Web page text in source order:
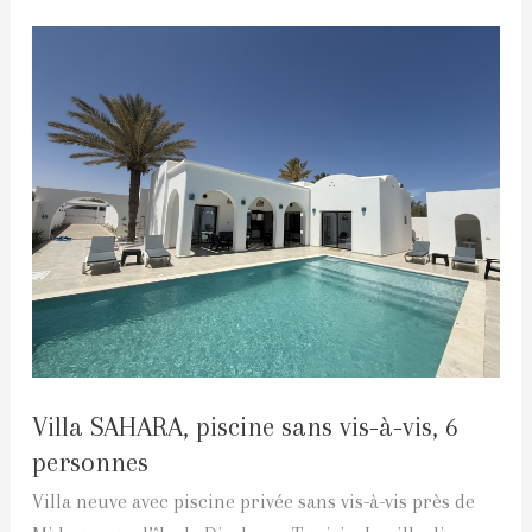
Villa SAHARA, piscine sans vis-à-vis, 6
personnes
Villa neuve avec piscine privée sans vis-à-vis près de
piscine
sans
à-
vis,
6
personnes